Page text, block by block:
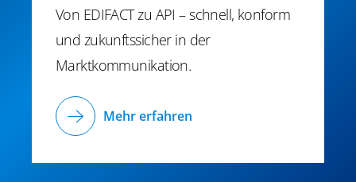
Von EDIFACT zu API – schnell, konform
und zukunftssicher in der
Marktkommunikation.
Mehr erfahren